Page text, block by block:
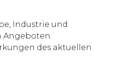
Industrie und
Angeboten
des aktuellen